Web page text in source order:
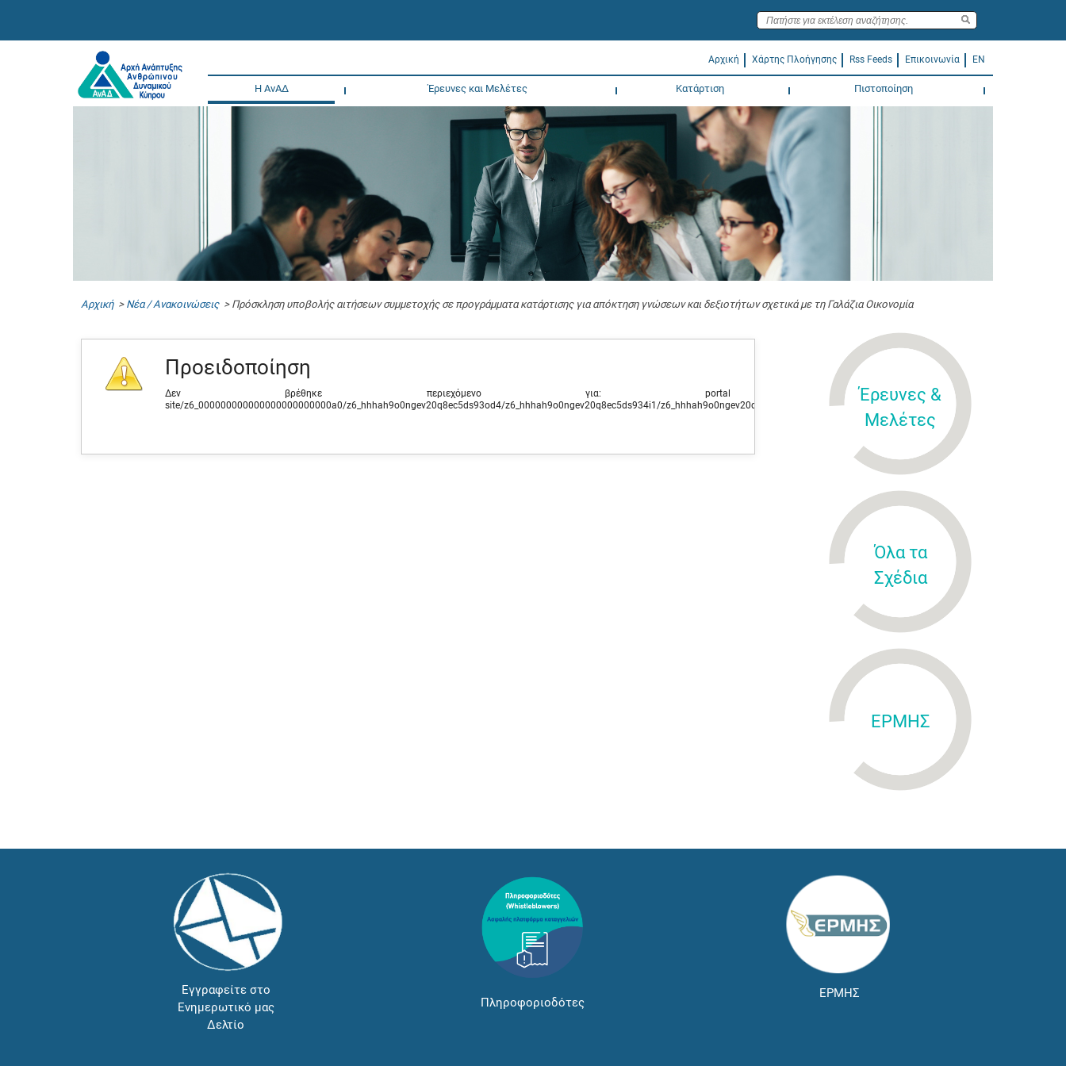
Αρχική Χάρτης Πλοήγησης Rss Feeds Επικοινωνία EN
Η ΑνΑΔ Έρευνες και Μελέτες Κατάρτιση Πιστοποίηση
Αρχική> Νέα / Ανακοινώσεις> Πρόσκληση υποβολής αιτήσεων συμμετοχής σε προγράμματα κατάρτισης για απόκτηση γνώσεων και δεξιοτήτων σχετικά με τη Γαλάζια Οικονομία
Προειδοποίηση
Δεν βρέθηκε περιεχόμενο για: ‭portal
site/z6_000000000000000000000000a0/z6_hhhah9o0ngev20q8ec5ds93od4/z6_hhhah9o0ngev20q8ec5ds934i1/z6_hhhah9o0ngev20q8ec5ds932g1/z6_hhhah9o0ngev20q8ec5ds93242/news_18032025‭
Έρευνες &
Μελέτες
Όλα τα
Σχέδια
ΕΡΜΗΣ
Εγγραφείτε στο
Ενημερωτικό μας
Δελτίο
Πληροφοριοδότες
ΕΡΜΗΣ